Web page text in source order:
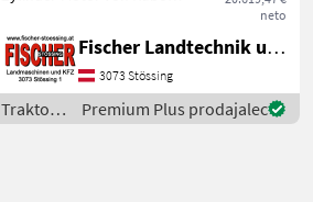
neto
Leistung, um selbst
schwierigste Aufgaben zu
bewältigen Das HST-
Getriebe ermöglicht über
ein lei
Fischer Landtechnik und Kfz KG
3073 Stössing
Traktor /
Kubota
Premium Plus prodajalec